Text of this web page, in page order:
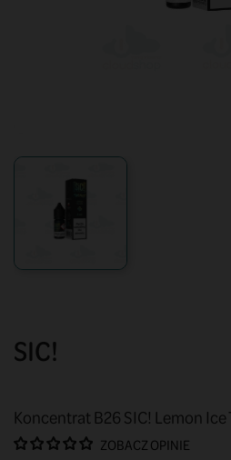
SIC!
Koncentrat B26 SIC! Lemon Ice
ZOBACZ OPINIE